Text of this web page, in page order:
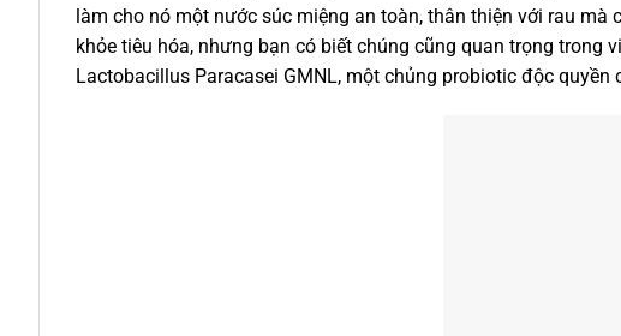
làm cho nó một nước súc miệng an toàn, thân thiện với rau
khỏe tiêu hóa, nhưng bạn có biết chúng cũng quan trọng trong
Lactobacillus Paracasei GMNL, một chủng probiotic độc